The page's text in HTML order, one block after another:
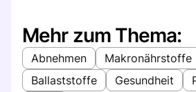
Mehr zum Thema:
Abnehmen
Makronährstoffe
Ballaststoffe
Gesundheit